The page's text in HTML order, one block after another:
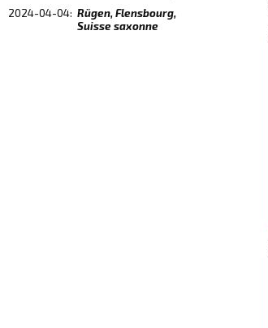
2024-04-04: Rügen, Flensbourg,
Suisse saxonne